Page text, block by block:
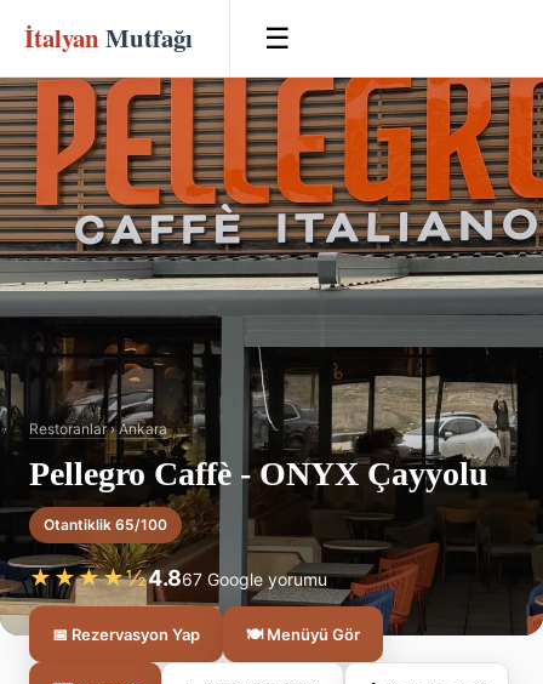
İtalyan Mutfağı ☰
Restoranlar›Ankara
Pellegro Caffè - ONYX Çayyolu
Otantiklik 65/100
★★★★½4.867 Google yorumu
📅 Rezervasyon Yap 🍽️ Menüyü Gör